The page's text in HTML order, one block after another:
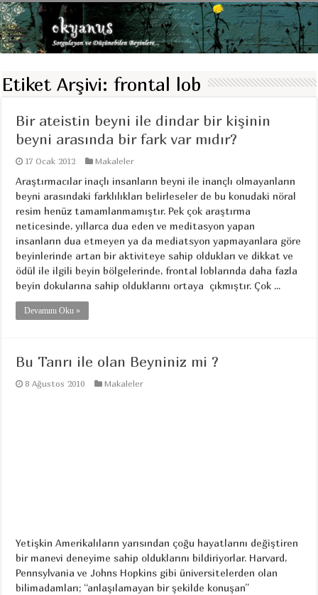
Etiket Arşivi:frontal lob
Bir ateistin beyni ile dindar bir kişinin
beyni arasında bir fark var mıdır?
17 Ocak 2012 Makaleler
Araştırmacılar inaçlı insanların beyni ile inançlı olmayanların
beyni arasındaki farklılıkları belirleseler de bu konudaki nöral
resim henüz tamamlanmamıştır. Pek çok araştırma
neticesinde, yıllarca dua eden ve meditasyon yapan
insanların dua etmeyen ya da mediatsyon yapmayanlara göre
beyinlerinde artan bir aktiviteye sahip oldukları ve dikkat ve
ödül ile ilgili beyin bölgelerinde, frontal loblarında daha fazla
beyin dokularına sahip olduklarını ortaya çıkmıştır. Çok ...
Devamını Oku »
Bu Tanrı ile olan Beyniniz mi ?
8 Ağustos 2010 Makaleler
Yetişkin Amerikalıların yarısından çoğu hayatlarını değiştiren
bir manevi deneyime sahip olduklarını bildiriyorlar. Harvard,
Pennsylvania ve Johns Hopkins gibi üniversitelerden olan
bilimadamları; ‘‘anlaşılamayan bir şekilde konuşan’’